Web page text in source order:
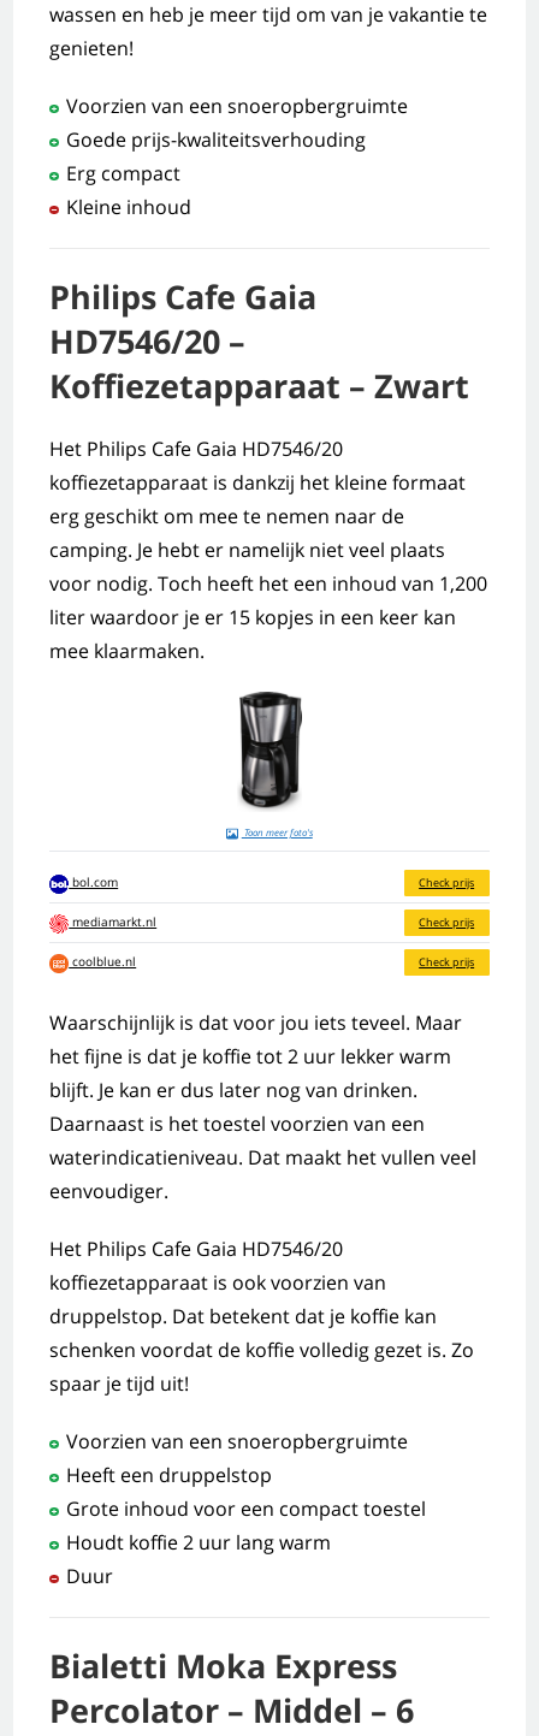
wassen en heb je meer tijd om van je vakantie te
genieten!
Voorzien van een snoeropbergruimte
Goede prijs-kwaliteitsverhouding
Erg compact
Kleine inhoud
Philips Cafe Gaia
HD7546/20 –
Koffiezetapparaat – Zwart
Het Philips Cafe Gaia HD7546/20
koffiezetapparaat is dankzij het kleine formaat
erg geschikt om mee te nemen naar de
camping. Je hebt er namelijk niet veel plaats
voor nodig. Toch heeft het een inhoud van 1,200
liter waardoor je er 15 kopjes in een keer kan
mee klaarmaken.
Toon meer foto's
bol.com Check prijs
mediamarkt.nl Check prijs
coolblue.nl Check prijs
Waarschijnlijk is dat voor jou iets teveel. Maar
het fijne is dat je koffie tot 2 uur lekker warm
blijft. Je kan er dus later nog van drinken.
Daarnaast is het toestel voorzien van een
waterindicatieniveau. Dat maakt het vullen veel
eenvoudiger.
Het Philips Cafe Gaia HD7546/20
koffiezetapparaat is ook voorzien van
druppelstop. Dat betekent dat je koffie kan
schenken voordat de koffie volledig gezet is. Zo
spaar je tijd uit!
Voorzien van een snoeropbergruimte
Heeft een druppelstop
Grote inhoud voor een compact toestel
Houdt koffie 2 uur lang warm
Duur
Bialetti Moka Express
Percolator – Middel – 6